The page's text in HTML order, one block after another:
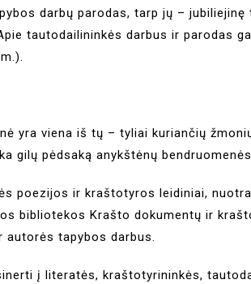
darbų parodas, tarp jų – jubiliejinę
tautodailininkės darbus ir parodas
yra viena iš tų – tyliai kuriančių
gilų pėdsaką anykštėnų
poezijos ir kraštotyros leidiniai,
bibliotekos Krašto dokumentų ir
autorės tapybos darbus.
į literatės, kraštotyrininkės,